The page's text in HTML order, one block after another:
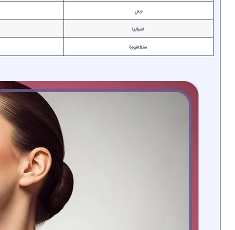
دبي
اسبانيا
سنغافورة